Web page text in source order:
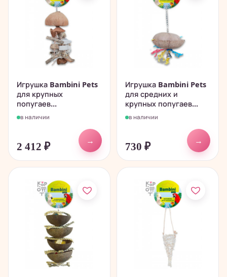
Игрушка Bambini Pets
для крупных
попугаев...
в наличии
2 412 ₽
→
Игрушка Bambini Pets
для средних и
крупных попугаев...
в наличии
730 ₽
→